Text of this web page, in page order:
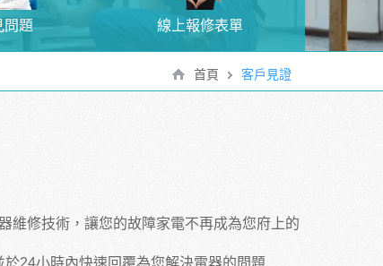
問題 線上報修表單
首頁 客戶見證
維修技術，讓您的故障家電不再成為您府上的
24小時內快速回覆為您解決電器的問題